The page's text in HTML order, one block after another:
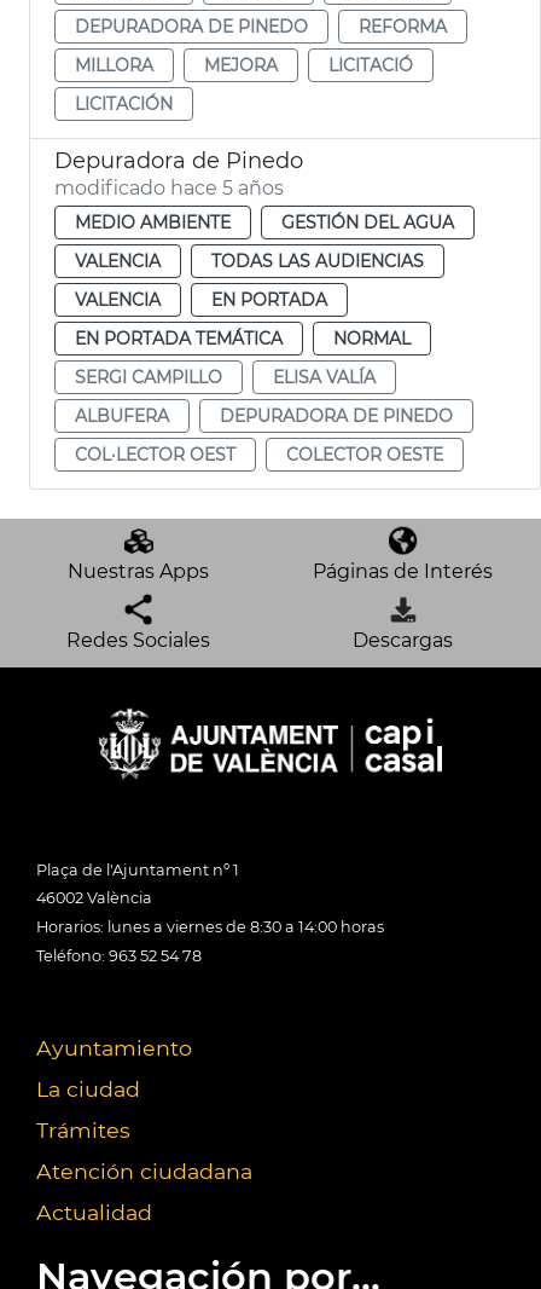
DEPURADORA DE PINEDO
REFORMA
MILLORA
MEJORA
LICITACIÓ
LICITACIÓN
Depuradora de Pinedo
modificado hace 5 años
MEDIO AMBIENTE
GESTIÓN DEL AGUA
VALENCIA
TODAS LAS AUDIENCIAS
VALENCIA
EN PORTADA
EN PORTADA TEMÁTICA
NORMAL
SERGI CAMPILLO
ELISA VALÍA
ALBUFERA
DEPURADORA DE PINEDO
COL·LECTOR OEST
COLECTOR OESTE
Nuestras Apps Páginas de Interés
Redes Sociales Descargas
Plaça de l'Ajuntament nº 1
46002 València
Horarios: lunes a viernes de 8:30 a 14:00 horas
Teléfono: 963 52 54 78
Ayuntamiento
La ciudad
Trámites
Atención ciudadana
Actualidad
Navegación por...